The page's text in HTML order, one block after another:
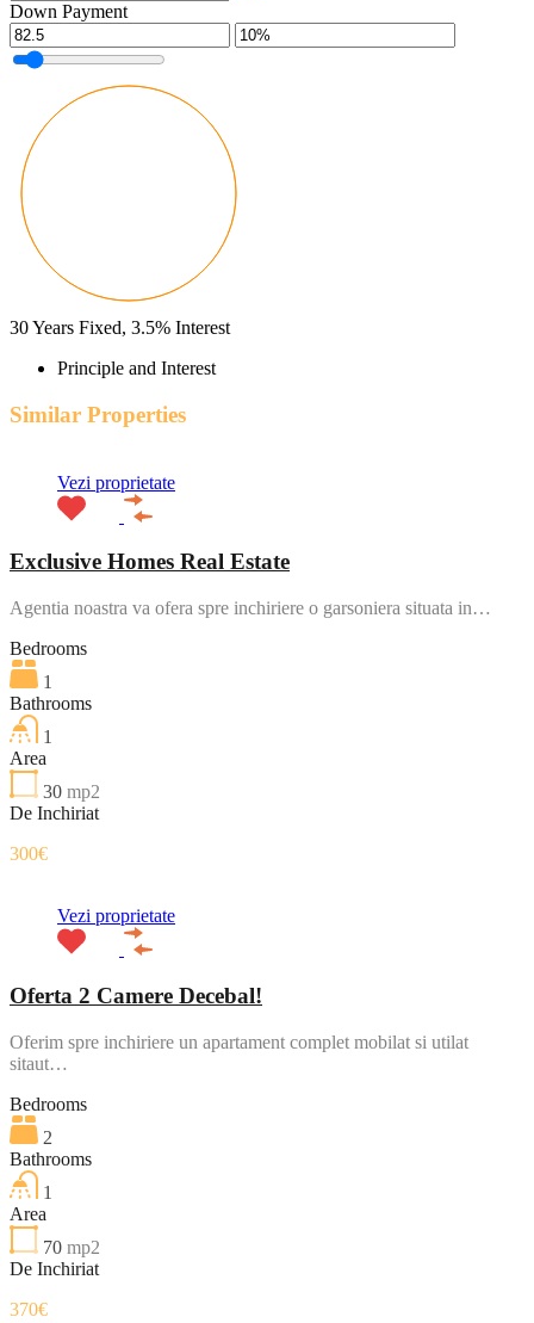
Down Payment
30Years Fixed, 3.5% Interest
Principle and Interest
Similar Properties
Vezi proprietate
Exclusive Homes Real Estate
Agentia noastra va ofera spre inchiriere o garsoniera situata in…
Bedrooms
1
Bathrooms
1
Area
30 mp2
De Inchiriat
300€
Vezi proprietate
Oferta 2 Camere Decebal!
Oferim spre inchiriere un apartament complet mobilat si utilat
sitaut…
Bedrooms
2
Bathrooms
1
Area
70 mp2
De Inchiriat
370€